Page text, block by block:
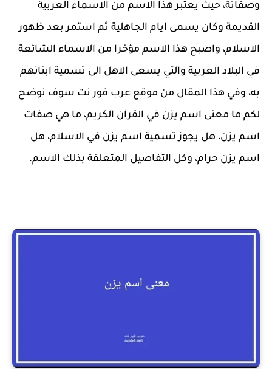
وصفاتة، حيث يعتبر هذا الاسم من الاسماء العربية
القديمة وكان يسمى ايام الجاهلية ثم استمر بعد ظهور
الاسلام، واصبح هذا الاسم مؤخرا من الاسماء الشائعة
في البلاد العربية والتي يسعى الاهل الى تسمية ابنائهم
به، وفي هذا المقال من موقع عرب فور نت سوف نوضح
لكم ما معنى اسم يزن في القرآن الكريم، ما هي صفات
اسم يزن، هل يجوز تسمية اسم يزن في الاسلام، هل
اسم يزن حرام، وكل التفاصيل المتعلقة بذلك الاسم.